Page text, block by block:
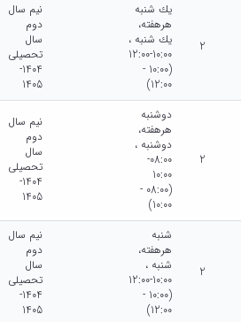
2
يك شنبه
هرهفته،
يك شنبه ،
10:00-12:00
(10:00 -
12:00)
نیم سال
دوم
سال
تحصیلی
1404-
1405
2
دوشنبه
هرهفته،
دوشنبه ،
08:00-
10:00
(08:00 -
10:00)
نیم سال
دوم
سال
تحصیلی
1404-
1405
2
شنبه
هرهفته،
شنبه ،
10:00-12:00
(10:00 -
12:00)
نیم سال
دوم
سال
تحصیلی
1404-
1405